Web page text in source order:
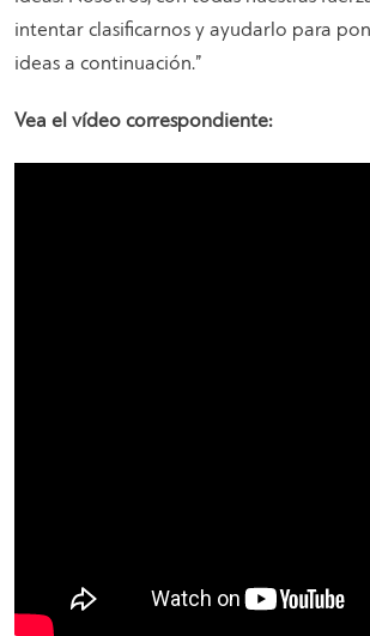
intentar clasificarnos y ayudarlo para
ideas a continuación.”
Vea el vídeo correspondiente: